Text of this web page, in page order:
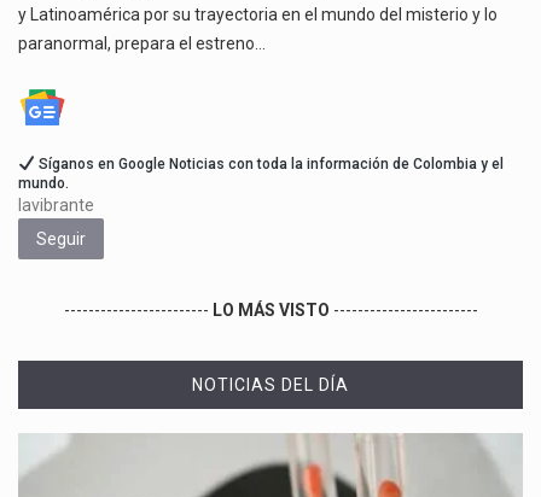
y Latinoamérica por su trayectoria en el mundo del misterio y lo
paranormal, prepara el estreno…
Síganos en Google Noticias con toda la información de Colombia y el
mundo.
lavibrante
Seguir
------------------------ LO MÁS VISTO ------------------------
NOTICIAS DEL DÍA